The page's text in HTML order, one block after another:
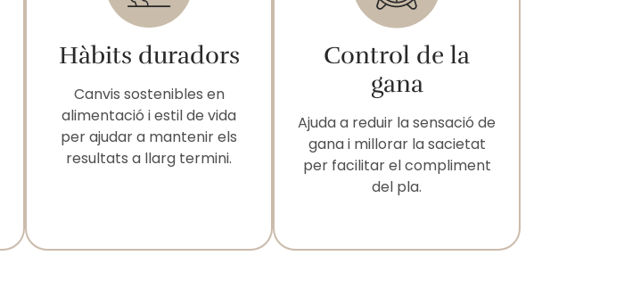
Hàbits duradors
Canvis sostenibles en
alimentació i estil de vida
per ajudar a mantenir els
resultats a llarg termini.
Control de la
gana
Ajuda a reduir la sensació de
gana i millorar la sacietat
per facilitar el compliment
del pla.